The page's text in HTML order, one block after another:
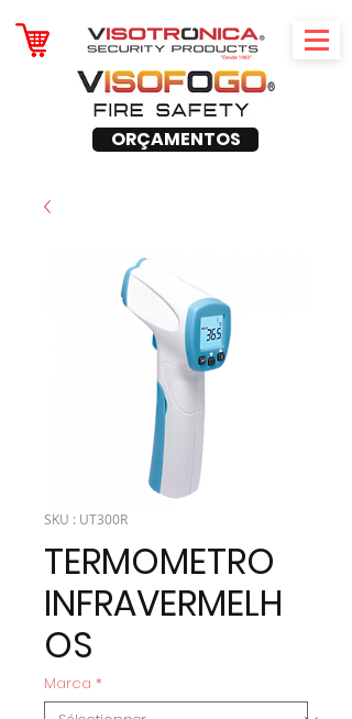
ORÇAMENTOS
SKU : UT300R
TERMOMETRO
INFRAVERMELH
OS
Marca *